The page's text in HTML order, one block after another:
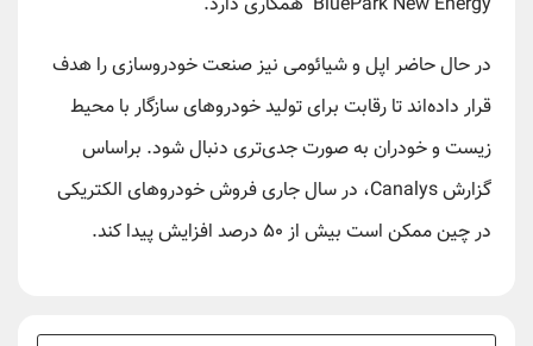
در حال حاضر اپل و شیائومی نیز صنعت خودروسازی را هدف‌
قرار داده‌اند تا رقابت برای تولید خودروهای سازگار با محیط
زیست و خودران به صورت جدی‌تری دنبال شود. براساس
گزارش Canalys، در سال جاری فروش خودروهای الکتریکی
در چین ممکن است بیش از ۵۰ درصد افزایش پیدا کند.